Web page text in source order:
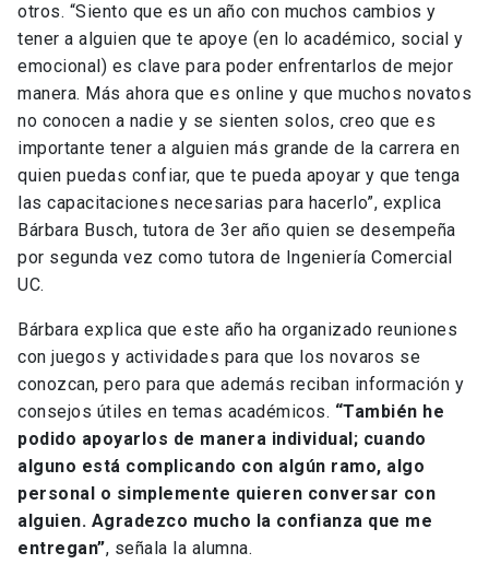
otros. “Siento que es un año con muchos cambios y
tener a alguien que te apoye (en lo académico, social y
emocional) es clave para poder enfrentarlos de mejor
manera. Más ahora que es online y que muchos novatos
no conocen a nadie y se sienten solos, creo que es
importante tener a alguien más grande de la carrera en
quien puedas confiar, que te pueda apoyar y que tenga
las capacitaciones necesarias para hacerlo”, explica
Bárbara Busch, tutora de 3er año quien se desempeña
por segunda vez como tutora de Ingeniería Comercial
UC.
Bárbara explica que este año ha organizado reuniones
con juegos y actividades para que los novaros se
conozcan, pero para que además reciban información y
consejos útiles en temas académicos. “También he
podido apoyarlos de manera individual; cuando
alguno está complicando con algún ramo, algo
personal o simplemente quieren conversar con
alguien. Agradezco mucho la confianza que me
entregan”, señala la alumna.